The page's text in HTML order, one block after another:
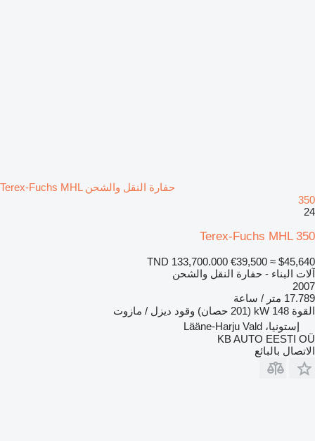
حفارة النقل والشحن Terex-Fuchs MHL
350
24
Terex-Fuchs MHL 350
TND 133,700.000 €39,500 ≈ $45,640
آلات البناء - حفارة النقل والشحن
2007
17.789 متر / ساعة
القوة 148 kW (201 حصان) وقود ديزل / مازوت
إستونيا، Lääne-Harju Vald
KB AUTO EESTI OÜ
الاتصال بالبائع